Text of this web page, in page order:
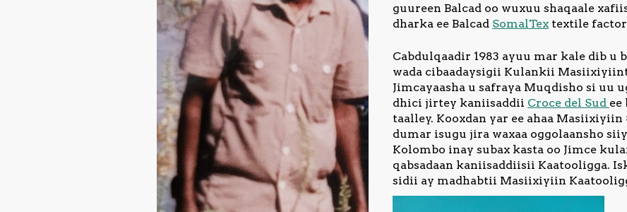
guureen Balcad oo wuxuu shaqaale
dharka ee Balcad SomalTex textile
Cabdulqaadir 1983 ayuu mar kale dib u
wada cibaadaysigii Kulankii
Jimcayaasha u safraya Muqdisho si uu
dhici jirtey kaniisaddii Croce del Sud ee
taalley. Kooxdan yar ee ahaa Masiixiyiin
dumar isugu jira waxaa oggolaansho
Kolombo inay subax kasta oo Jimce
qabsadaan kaniisaddiisii Kaatooligga.
sidii ay madhabtii Masiixiyiin